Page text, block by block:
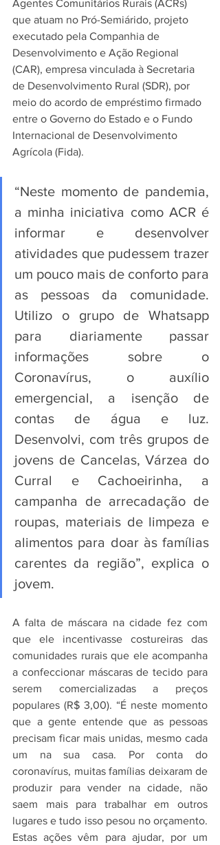
Agentes Comunitários Rurais (ACRs)
que atuam no Pró-Semiárido, projeto
executado pela Companhia de
Desenvolvimento e Ação Regional
(CAR), empresa vinculada à Secretaria
de Desenvolvimento Rural (SDR), por
meio do acordo de empréstimo firmado
entre o Governo do Estado e o Fundo
Internacional de Desenvolvimento
Agrícola (Fida).
“Neste momento de pandemia,
a minha iniciativa como ACR é
informar e desenvolver
atividades que pudessem trazer
um pouco mais de conforto para
as pessoas da comunidade.
Utilizo o grupo de Whatsapp
para diariamente passar
informações sobre o
Coronavírus, o auxílio
emergencial, a isenção de
contas de água e luz.
Desenvolvi, com três grupos de
jovens de Cancelas, Várzea do
Curral e Cachoeirinha, a
campanha de arrecadação de
roupas, materiais de limpeza e
alimentos para doar às famílias
carentes da região”, explica o
jovem.
A falta de máscara na cidade fez com
que ele incentivasse costureiras das
comunidades rurais que ele acompanha
a confeccionar máscaras de tecido para
serem comercializadas a preços
populares (R$ 3,00). “É neste momento
que a gente entende que as pessoas
precisam ficar mais unidas, mesmo cada
um na sua casa. Por conta do
coronavírus, muitas famílias deixaram de
produzir para vender na cidade, não
saem mais para trabalhar em outros
lugares e tudo isso pesou no orçamento.
Estas ações vêm para ajudar, por um